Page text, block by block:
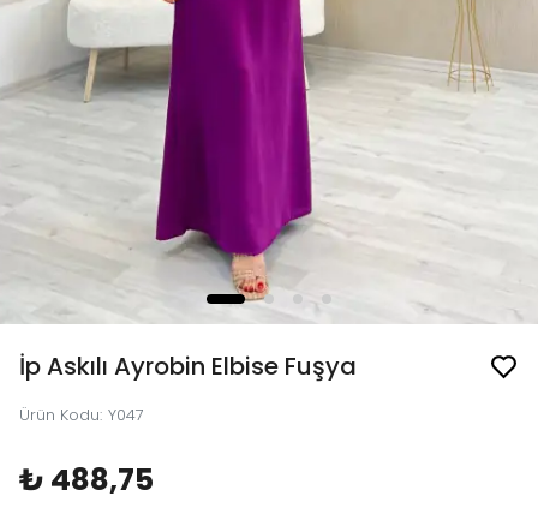
İp Askılı Ayrobin Elbise Fuşya
Ürün Kodu: Y047
₺ 488,75